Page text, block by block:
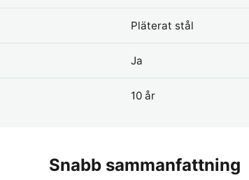
Pläterat stål
Ja
10 år
Snabb sammanfattning